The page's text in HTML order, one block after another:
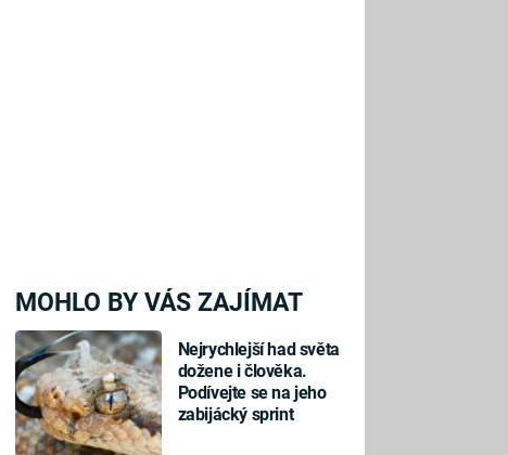
MOHLO BY VÁS ZAJÍMAT
Nejrychlejší had světa
dožene i člověka.
Podívejte se na jeho
zabijácký sprint